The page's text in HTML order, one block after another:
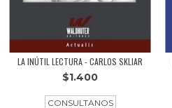
LA INÚTIL LECTURA - CARLOS SKLIAR
$1.400